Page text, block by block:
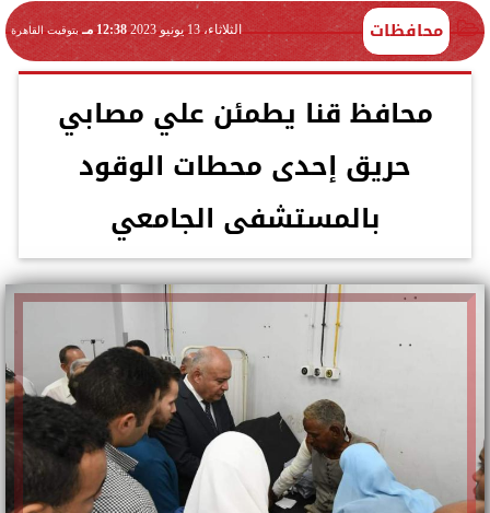
محافظات الثلاثاء، 13 يونيو 2023 12:38 مـ بتوقيت القاهرة
محافظ قنا يطمئن علي مصابي
حريق إحدى محطات الوقود
بالمستشفى الجامعي